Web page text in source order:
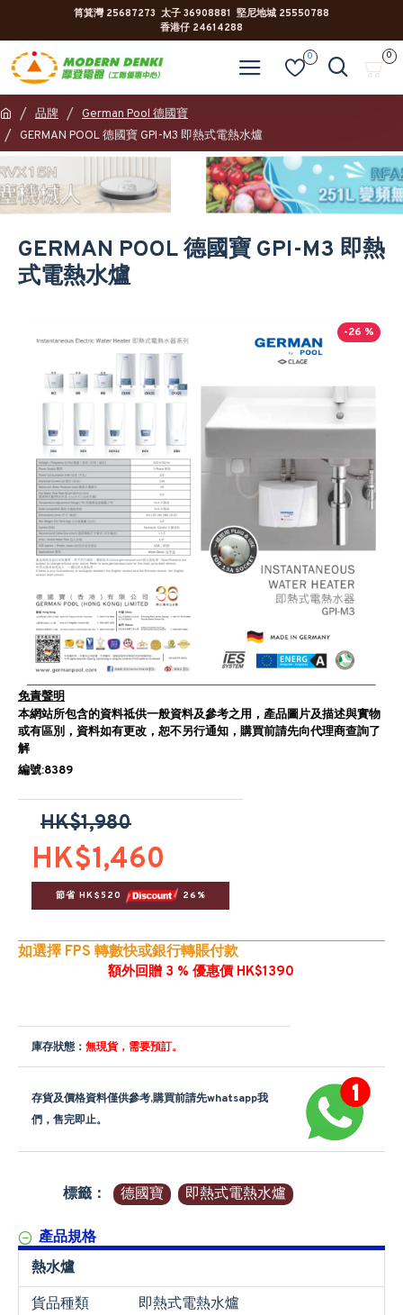
筲箕灣 25687273 太子 36908881 堅尼地城 25550788
香港仔 24614288
0 0
品牌
German Pool 德國寶
GERMAN POOL 德國寶 GPI-M3 即熱式電熱水爐
GERMAN POOL 德國寶 GPI-M3 即熱
式電熱水爐
-26 %
免責聲明
本網站所包含的資料祗供一般資料及參考之用，產品圖片及描述與實物
或有區別，資料如有更改，恕不另行通知，購買前請先向代理商查詢了
解
編號:8389
HK$1,460
HK$1,980
節省 HK$520 26%
如選擇 FPS 轉數快或銀行轉賬付款
額外回贈 3 % 優惠價 HK$1390
庫存狀態： 無現貨，需要預訂。
存貨及價格資料僅供參考,購買前請先whatsapp我
們，售完即止。
標籤： 德國寶 即熱式電熱水爐
產品規格
熱水爐
貨品種類
即熱式電熱水爐